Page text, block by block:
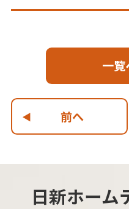
前へ
一
日新ホーム